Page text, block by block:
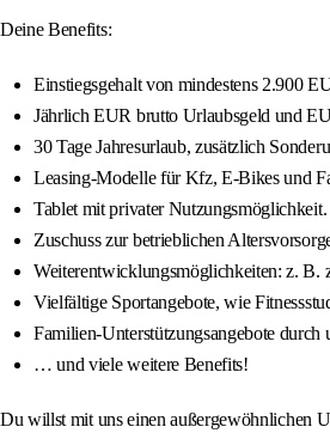
Deine Benefits:
Einstiegsgehalt von mindestens 2.900
Jährlich EUR brutto Urlaubsgeld und
30 Tage Jahresurlaub, zusätzlich
Leasing-Modelle für Kfz, E-Bikes und
Tablet mit privater Nutzungsmöglichkeit.
Zuschuss zur betrieblichen
Weiterentwicklungsmöglichkeiten: z. B.
Vielfältige Sportangebote, wie
Familien-Unterstützungsangebote
… und viele weitere Benefits!
Du willst mit uns einen außergewöhnlichen